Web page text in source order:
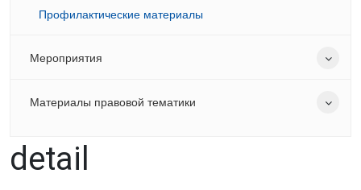
Профилактические материалы
Мероприятия
Материалы правовой тематики
detail